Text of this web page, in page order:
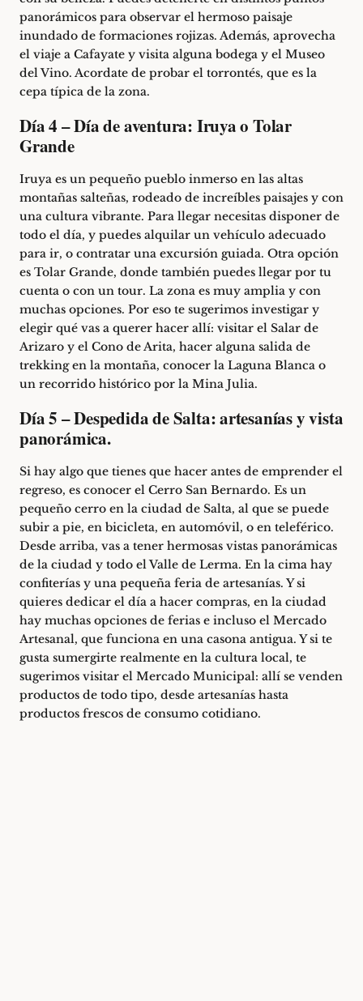
panorámicos para observar el hermoso paisaje
inundado de formaciones rojizas. Además, aprovecha
el viaje a Cafayate y visita alguna bodega y el Museo
del Vino. Acordate de probar el torrontés, que es la
cepa típica de la zona.
Día 4 – Día de aventura: Iruya o Tolar
Grande
Iruya es un pequeño pueblo inmerso en las altas
montañas salteñas, rodeado de increíbles paisajes y con
una cultura vibrante. Para llegar necesitas disponer de
todo el día, y puedes alquilar un vehículo adecuado
para ir, o contratar una excursión guiada. Otra opción
es Tolar Grande, donde también puedes llegar por tu
cuenta o con un tour. La zona es muy amplia y con
muchas opciones. Por eso te sugerimos investigar y
elegir qué vas a querer hacer allí: visitar el Salar de
Arizaro y el Cono de Arita, hacer alguna salida de
trekking en la montaña, conocer la Laguna Blanca o
un recorrido histórico por la Mina Julia.
Día 5 – Despedida de Salta: artesanías y vista
panorámica.
Si hay algo que tienes que hacer antes de emprender el
regreso, es conocer el Cerro San Bernardo. Es un
pequeño cerro en la ciudad de Salta, al que se puede
subir a pie, en bicicleta, en automóvil, o en teleférico.
Desde arriba, vas a tener hermosas vistas panorámicas
de la ciudad y todo el Valle de Lerma. En la cima hay
confiterías y una pequeña feria de artesanías. Y si
quieres dedicar el día a hacer compras, en la ciudad
hay muchas opciones de ferias e incluso el Mercado
Artesanal, que funciona en una casona antigua. Y si te
gusta sumergirte realmente en la cultura local, te
sugerimos visitar el Mercado Municipal: allí se venden
productos de todo tipo, desde artesanías hasta
productos frescos de consumo cotidiano.